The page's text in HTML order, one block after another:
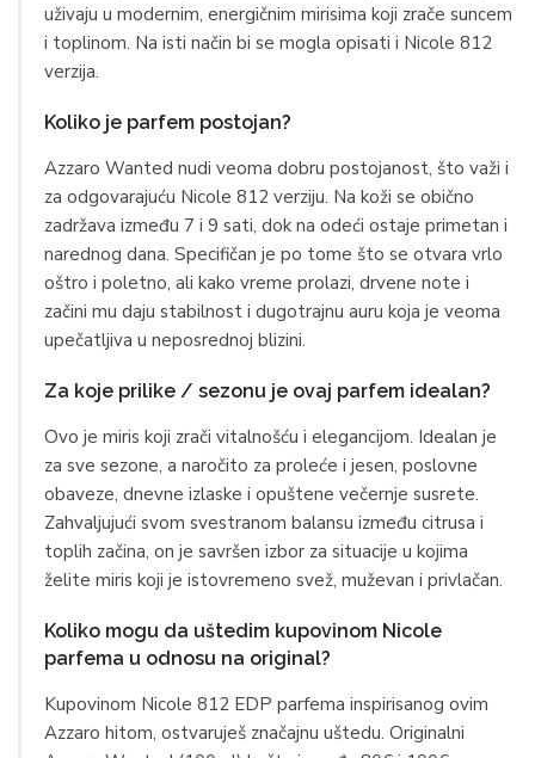
uživaju u modernim, energičnim mirisima koji zrače suncem
i toplinom. Na isti način bi se mogla opisati i Nicole 812
verzija.
Koliko je parfem postojan?
Azzaro Wanted nudi veoma dobru postojanost, što važi i
za odgovarajuću Nicole 812 verziju. Na koži se obično
zadržava između 7 i 9 sati, dok na odeći ostaje primetan i
narednog dana. Specifičan je po tome što se otvara vrlo
oštro i poletno, ali kako vreme prolazi, drvene note i
začini mu daju stabilnost i dugotrajnu auru koja je veoma
upečatljiva u neposrednoj blizini.
Za koje prilike / sezonu je ovaj parfem idealan?
Ovo je miris koji zrači vitalnošću i elegancijom. Idealan je
za sve sezone, a naročito za proleće i jesen, poslovne
obaveze, dnevne izlaske i opuštene večernje susrete.
Zahvaljujući svom svestranom balansu između citrusa i
toplih začina, on je savršen izbor za situacije u kojima
želite miris koji je istovremeno svež, muževan i privlačan.
Koliko mogu da uštedim kupovinom Nicole
parfema u odnosu na original?
Kupovinom Nicole 812 EDP parfema inspirisanog ovim
Azzaro hitom, ostvaruješ značajnu uštedu. Originalni